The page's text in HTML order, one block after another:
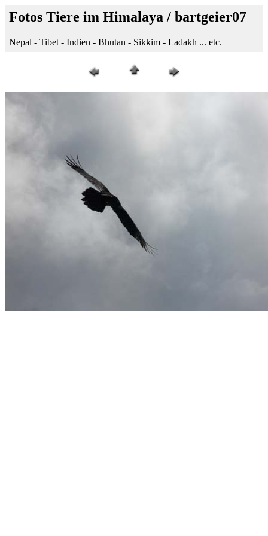
Fotos Tiere im Himalaya / bartgeier07
Nepal - Tibet - Indien - Bhutan - Sikkim - Ladakh ... etc.